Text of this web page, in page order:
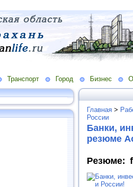
Транспорт Город Бизнес
Главная >
России
Банки,
резюме
Резюме: